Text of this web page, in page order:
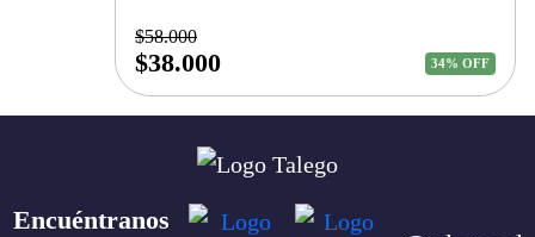
$58.000
$38.000 34% OFF
Encuéntranos